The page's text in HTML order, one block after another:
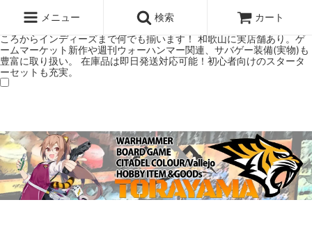
ミアムショップTORAYAMA。通販・オンラインショップです！ ウォー
ハンマーとボードゲームのことなら当店へ！ボードゲームもメジャーど
ころからインディーズまで何でも揃います！ 和歌山に実店舗あり。ゲ
ームマーケット新作や週刊ウォーハンマー関連、サバゲー装備(実物)も
豊富に取り扱い。 在庫品は即日発送対応可能！初心者向けのスタータ
ーセットも充実。
メニュー 検索 カート